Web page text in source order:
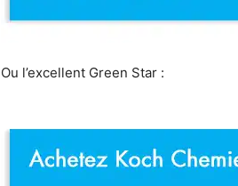
Ou l’excellent Green Star :